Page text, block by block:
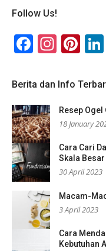
Follow Us!
Berita dan Info
Resep
18 January
Cara Cari
Skala Besar
30 April 2023
Macam-
3 April 2023
Cara
Kebutuhan